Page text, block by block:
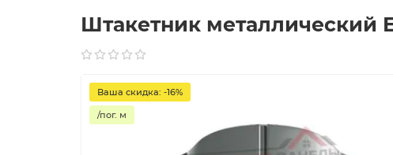
Штакетник металлический
Ваша скидка: -16%
/пог. м